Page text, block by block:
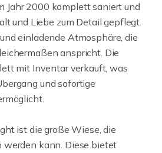
Jahr 2000 komplett saniert und
und Liebe zum Detail gepflegt.
einladende Atmosphäre, die
anspricht. Die
mit Inventar verkauft, was
und sofortige
ist die große Wiese, die
kann. Diese bietet